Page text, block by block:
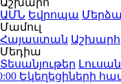
Աշխարհ
ԱՄՆ Եվրոպա
Մամուլ
Հայաստան Աշխարհ
Մեդիա
Տեսանյութեր